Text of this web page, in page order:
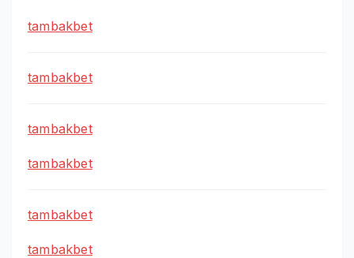
tambakbet
tambakbet
tambakbet
tambakbet
tambakbet
tambakbet